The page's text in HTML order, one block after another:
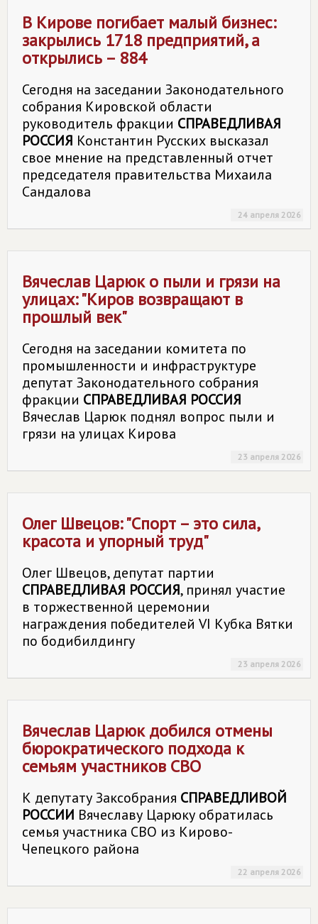
В Кирове погибает малый бизнес:
закрылись 1718 предприятий, а
открылись – 884
Сегодня на заседании Законодательного
собрания Кировской области
руководитель фракции СПРАВЕДЛИВАЯ
РОССИЯ Константин Русских высказал
свое мнение на представленный отчет
председателя правительства Михаила
Сандалова
24 апреля 2026
Вячеслав Царюк о пыли и грязи на
улицах: "Киров возвращают в
прошлый век"
Сегодня на заседании комитета по
промышленности и инфраструктуре
депутат Законодательного собрания
фракции СПРАВЕДЛИВАЯ РОССИЯ
Вячеслав Царюк поднял вопрос пыли и
грязи на улицах Кирова
23 апреля 2026
Олег Швецов: "Спорт – это сила,
красота и упорный труд"
Олег Швецов, депутат партии
СПРАВЕДЛИВАЯ РОССИЯ, принял участие
в торжественной церемонии
награждения победителей VI Кубка Вятки
по бодибилдингу
23 апреля 2026
Вячеслав Царюк добился отмены
бюрократического подхода к
семьям участников СВО
К депутату Заксобрания СПРАВЕДЛИВОЙ
РОССИИ Вячеславу Царюку обратилась
семья участника СВО из Кирово-
Чепецкого района
22 апреля 2026